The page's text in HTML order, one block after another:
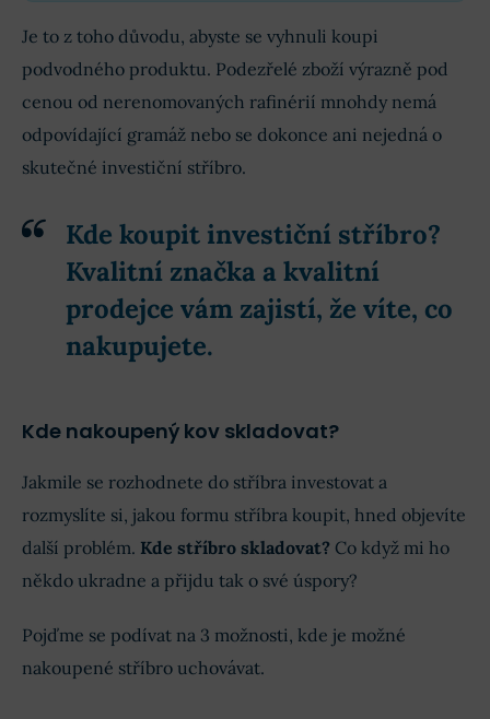
Je to z toho důvodu, abyste se vyhnuli koupi
podvodného produktu. Podezřelé zboží výrazně pod
cenou od nerenomovaných rafinérií mnohdy nemá
odpovídající gramáž nebo se dokonce ani nejedná o
skutečné investiční stříbro.
Kde koupit investiční stříbro?
Kvalitní značka a kvalitní
prodejce vám zajistí, že víte, co
nakupujete.
Kde nakoupený kov skladovat?
Jakmile se rozhodnete do stříbra investovat a
rozmyslíte si, jakou formu stříbra koupit, hned objevíte
další problém. Kde stříbro skladovat? Co když mi ho
někdo ukradne a přijdu tak o své úspory?
Pojďme se podívat na 3 možnosti, kde je možné
nakoupené stříbro uchovávat.